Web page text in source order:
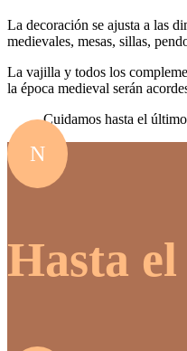
La decoración se ajusta a las
medievales, mesas, sillas,
La vajilla y todos los
la época medieval serán
Cuidamos hasta el
N
Hasta